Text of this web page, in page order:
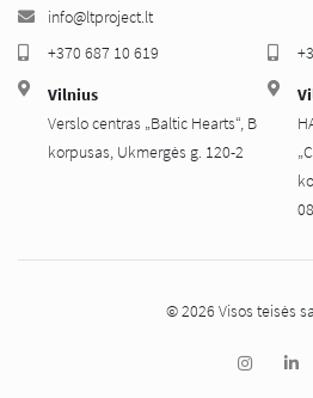
info@ltproject.lt
+370 687 10 619
Vilnius
Verslo centras „Baltic Hearts“, B
korpusas, Ukmergės g. 120-2
© 2026 Visos teisės